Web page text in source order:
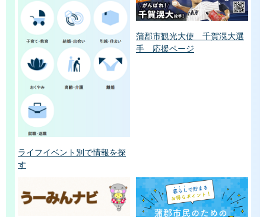
ライフイベント別で情報を探
す
蒲郡市観光大使 千賀滉大選
手 応援ページ